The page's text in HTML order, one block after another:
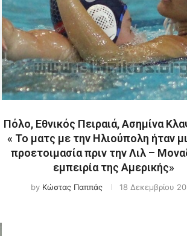
Πόλο, Εθνικός Πειραιά, Ασημίνα
« Το ματς με την Ηλιούπολη ήταν
προετοιμασία πριν την Λιλ –
εμπειρία της Αμερικής»
by Κώστας Παππάς 18 Δεκεμβρίου